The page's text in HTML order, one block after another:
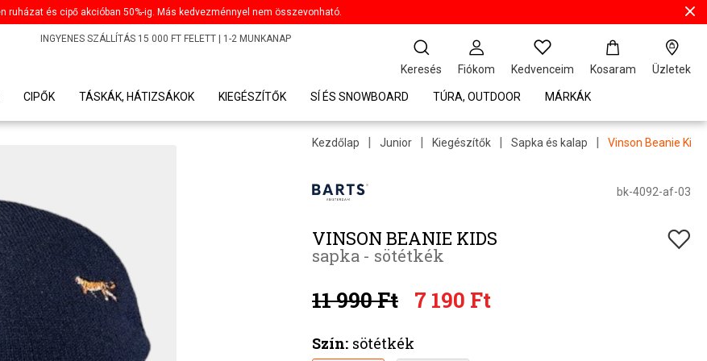
ruházat és cipő akcióban 50%-ig. Más kedvezménnyel nem összevonható.
INGYENES SZÁLLÍTÁS 15 000 FT FELETT | 1-2 MUNKANAP
CIPŐK TÁSKÁK, HÁTIZSÁKOK KIEGÉSZÍTŐK SÍ ÉS SNOWBOARD TÚRA, OUTDOOR MÁRKÁK
Keresés Fiókom Kedvenceim Kosaram Üzletek
Kezdőlap | Junior | Kiegészítők | Sapka és kalap | Vinson Beanie Kids
bk-4092-af-03
VINSON BEANIE KIDS
sapka - sötétkék
11 990 Ft 7 190 Ft
Szín: sötétkék